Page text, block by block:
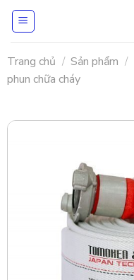
Skip
content
Trang chủ / Sản phẩm /
phun chữa cháy